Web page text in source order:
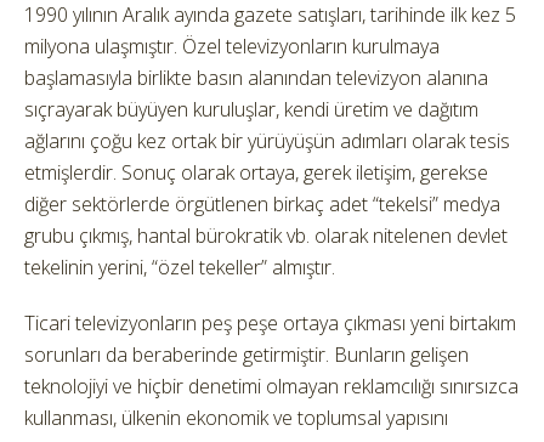
1990 yılının Aralık ayında gazete satışları, tarihinde ilk kez 5
milyona ulaşmıştır. Özel televizyonların kurulmaya
başlamasıyla birlikte basın alanından televizyon alanına
sıçrayarak büyüyen kuruluşlar, kendi üretim ve dağıtım
ağlarını çoğu kez ortak bir yürüyüşün adımları olarak tesis
etmişlerdir. Sonuç olarak ortaya, gerek iletişim, gerekse
diğer sektörlerde örgütlenen birkaç adet “tekelsi” medya
grubu çıkmış, hantal bürokratik vb. olarak nitelenen devlet
tekelinin yerini, “özel tekeller” almıştır.
Ticari televizyonların peş peşe ortaya çıkması yeni birtakım
sorunları da beraberinde getirmiştir. Bunların gelişen
teknolojiyi ve hiçbir denetimi olmayan reklamcılığı sınırsızca
kullanması, ülkenin ekonomik ve toplumsal yapısını